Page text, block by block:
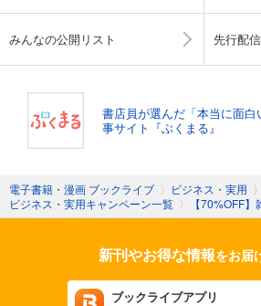
みんなの公開リスト 先行配信
書店員が選んだ「本当に面
事サイト『ぶくまる』
電子書籍・漫画 ブックライブ 〉 ビジネス・実用 〉
ビジネス・実用キャンペーン一覧 〉 【70%OFF
新刊やお得な情報をお届
ブックライブアプリ